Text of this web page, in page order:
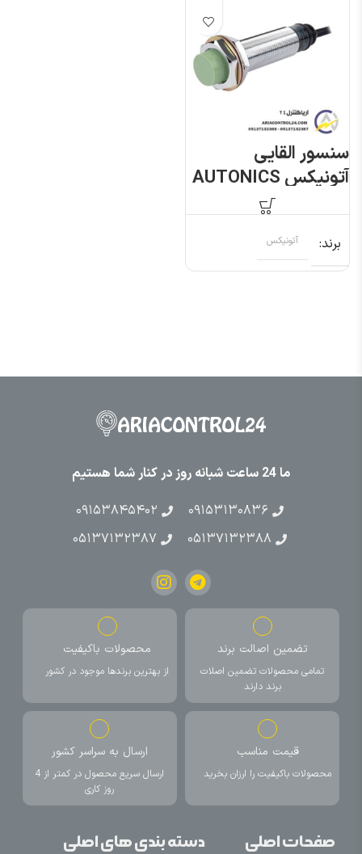
سنسور القایی
آتونیکس AUTONICS
PRL18-8DP
برند آتونیکس
ما 24 ساعت شبانه روز در کنار شما هستیم
۰۹۱۵۳۱۳۰۸۳۶
۰۹۱۵۳۸۴۵۴۰۲
۰۵۱۳۷۱۳۲۳۸۸
۰۵۱۳۷۱۳۲۳۸۷
تضمین اصالت برند
تمامی محصولات تضمین اصلات
برند دارند
محصولات باکیفیت
از بهترین برندها موجود در کشور
قیمت مناسب
محصولات باکیفیت را ارزان بخرید
ارسال به سراسر کشور
ارسال سریع محصول در کمتر از 4
روز کاری
صفحات اصلی دسته بندی های اصلی